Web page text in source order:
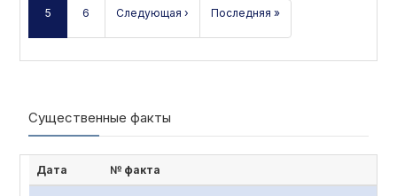
5 6 Следующая › Последняя »
Существенные факты
Дата № факта